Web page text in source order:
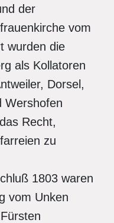
der
vom
wurden die
als Kollatoren
Dorsel,
Wershofen
Recht,
zu
1803 waren
vom Unken